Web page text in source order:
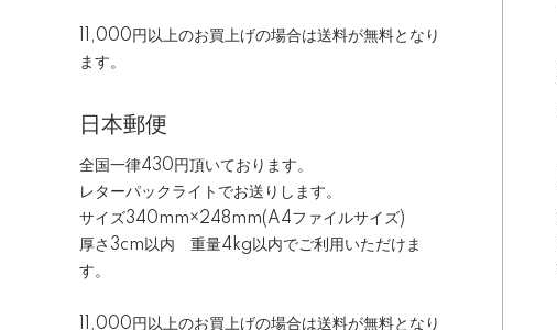
11,000円以上のお買上げの場合は送料が無料となり
ます。
日本郵便
全国一律430円頂いております。
レターパックライトでお送りします。
サイズ340mm×248mm(A4ファイルサイズ)
厚さ3cm以内 重量4kg以内でご利用いただけま
す。
11,000円以上のお買上げの場合は送料が無料となり